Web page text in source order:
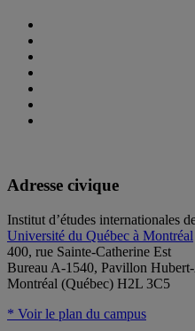
Adresse civique
Institut d’études internationales
Université du Québec à Montréal
400, rue Sainte-Catherine Est
Bureau A-1540, Pavillon
Montréal (Québec) H2L 3C5
* Voir le plan du campus